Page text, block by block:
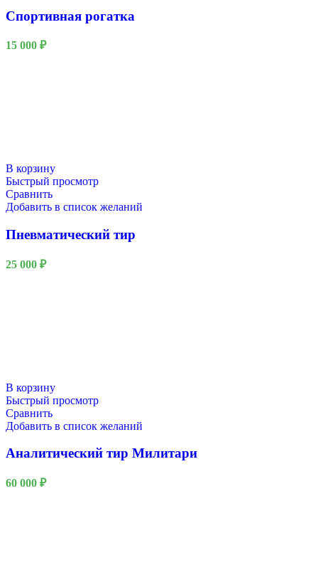
Спортивная рогатка
15 000 ₽
В корзину
Быстрый просмотр
Сравнить
Добавить в список желаний
Пневматический тир
25 000 ₽
В корзину
Быстрый просмотр
Сравнить
Добавить в список желаний
Аналитический тир Милитари
60 000 ₽